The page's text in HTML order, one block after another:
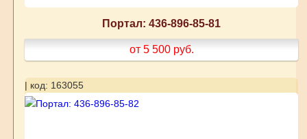
Портал: 436-896-85-81
от 5 500 руб.
| код: 163055